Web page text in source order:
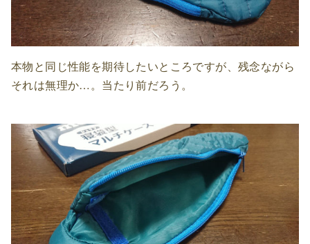
本物と同じ性能を期待したいところですが、残念ながら
それは無理か…。当たり前だろう。